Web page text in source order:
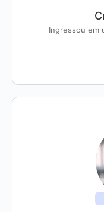
Ingressou em